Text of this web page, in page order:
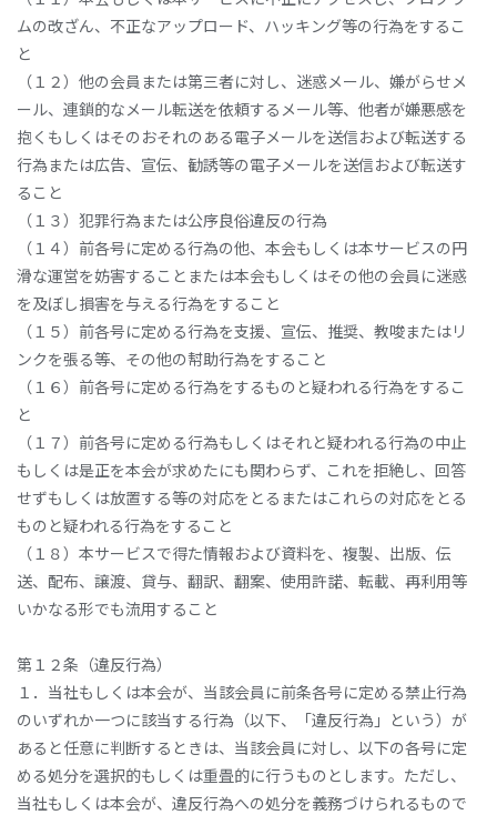
ムの改ざん、不正なアップロード、ハッキング等の行為をするこ
と
（１２）他の会員または第三者に対し、迷惑メール、嫌がらせメ
ール、連鎖的なメール転送を依頼するメール等、他者が嫌悪感を
抱くもしくはそのおそれのある電子メールを送信および転送する
行為または広告、宣伝、勧誘等の電子メールを送信および転送す
ること
（１３）犯罪行為または公序良俗違反の行為
（１４）前各号に定める行為の他、本会もしくは本サービスの円
滑な運営を妨害することまたは本会もしくはその他の会員に迷惑
を及ぼし損害を与える行為をすること
（１５）前各号に定める行為を支援、宣伝、推奨、教唆またはリ
ンクを張る等、その他の幇助行為をすること
（１６）前各号に定める行為をするものと疑われる行為をするこ
と
（１７）前各号に定める行為もしくはそれと疑われる行為の中止
もしくは是正を本会が求めたにも関わらず、これを拒絶し、回答
せずもしくは放置する等の対応をとるまたはこれらの対応をとる
ものと疑われる行為をすること
（１８）本サービスで得た情報および資料を、複製、出版、伝
送、配布、譲渡、貸与、翻訳、翻案、使用許諾、転載、再利用等
いかなる形でも流用すること
第１２条（違反行為）
１．当社もしくは本会が、当該会員に前条各号に定める禁止行為
のいずれか一つに該当する行為（以下、「違反行為」という）が
あると任意に判断するときは、当該会員に対し、以下の各号に定
める処分を選択的もしくは重畳的に行うものとします。ただし、
当社もしくは本会が、違反行為への処分を義務づけられるもので